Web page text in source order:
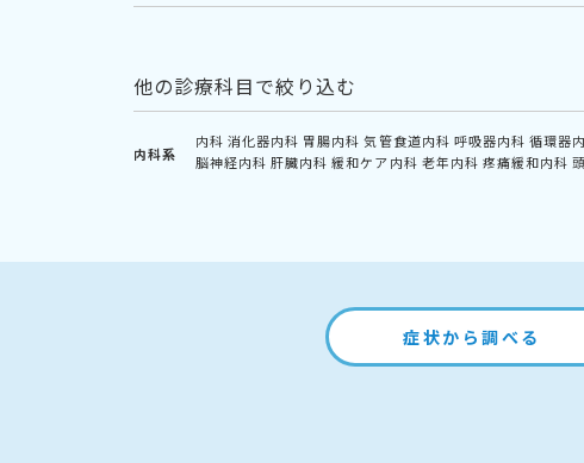
他の診療科目で絞り込む
内科系
内科 消化器内科 胃腸内科 気管食道内科 呼吸器内科 循環器
脳神経内科 肝臓内科 緩和ケア内科 老年内科 疼痛緩和内科
症状から調べる